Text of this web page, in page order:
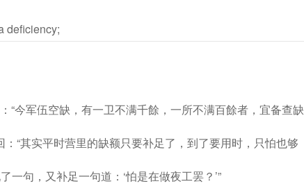
deficiency;
“今军伍空缺，有一卫不满千餘，一所不满百餘者，宜备查缺
：“其实平时营里的缺额只要补足了，到了要用时，只怕也够
一句，又补足一句道：‘怕是在做夜工罢？’”